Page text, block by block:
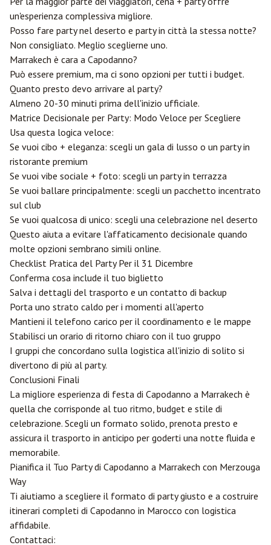
un'esperienza complessiva migliore.
Posso fare party nel deserto e party in città la stessa notte?
Non consigliato. Meglio sceglierne uno.
Marrakech è cara a Capodanno?
Può essere premium, ma ci sono opzioni per tutti i budget.
Quanto presto devo arrivare al party?
Almeno 20-30 minuti prima dell'inizio ufficiale.
Matrice Decisionale per Party: Modo Veloce per Scegliere
Usa questa logica veloce:
Se vuoi cibo + eleganza: scegli un gala di lusso o un party in
ristorante premium
Se vuoi vibe sociale + foto: scegli un party in terrazza
Se vuoi ballare principalmente: scegli un pacchetto incentrato
sul club
Se vuoi qualcosa di unico: scegli una celebrazione nel deserto
Questo aiuta a evitare l'affaticamento decisionale quando
molte opzioni sembrano simili online.
Checklist Pratica del Party Per il 31 Dicembre
Conferma cosa include il tuo biglietto
Salva i dettagli del trasporto e un contatto di backup
Porta uno strato caldo per i momenti all'aperto
Mantieni il telefono carico per il coordinamento e le mappe
Stabilisci un orario di ritorno chiaro con il tuo gruppo
I gruppi che concordano sulla logistica all'inizio di solito si
divertono di più al party.
Conclusioni Finali
La migliore esperienza di festa di Capodanno a Marrakech è
quella che corrisponde al tuo ritmo, budget e stile di
celebrazione. Scegli un formato solido, prenota presto e
assicura il trasporto in anticipo per goderti una notte fluida e
memorabile.
Pianifica il Tuo Party di Capodanno a Marrakech con Merzouga
Way
Ti aiutiamo a scegliere il formato di party giusto e a costruire
itinerari completi di Capodanno in Marocco con logistica
affidabile.
Contattaci: